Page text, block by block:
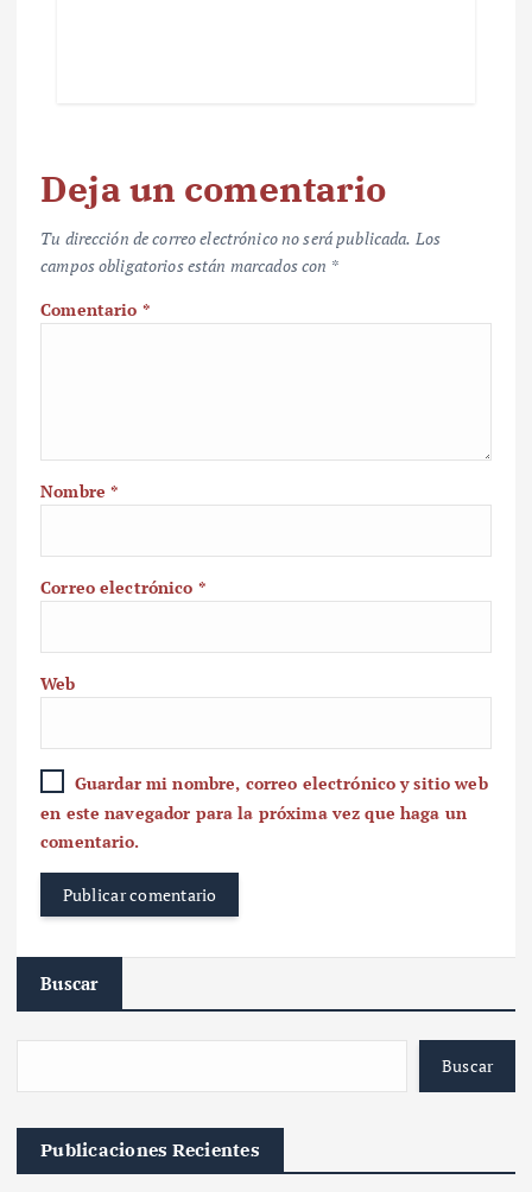
Deja un comentario
Tu dirección de correo electrónico no será publicada. Los
campos obligatorios están marcados con *
Comentario *
Nombre*
Correo electrónico *
Web
Guardar mi nombre, correo electrónico y sitio web
en este navegador para la próxima vez que haga un
comentario.
Buscar
Buscar
Publicaciones Recientes